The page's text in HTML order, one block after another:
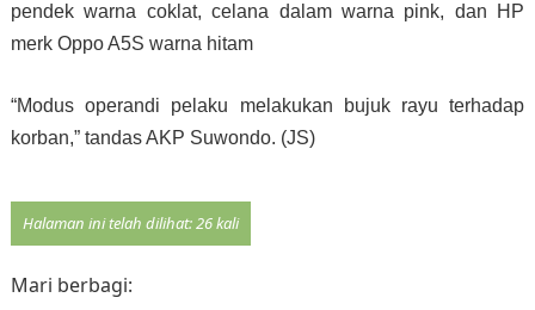
pendek warna coklat, celana dalam warna pink, dan HP
merk Oppo A5S warna hitam
“Modus operandi pelaku melakukan bujuk rayu terhadap
korban,” tandas AKP Suwondo. (JS)
Halaman ini telah dilihat: 26 kali
Mari berbagi: